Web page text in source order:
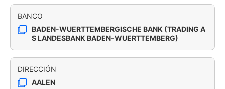
BANCO
BADEN-WUERTTEMBERGISCHE BANK (TRADING A
S LANDESBANK BADEN-WUERTTEMBERG)
DIRECCIÓN
AALEN